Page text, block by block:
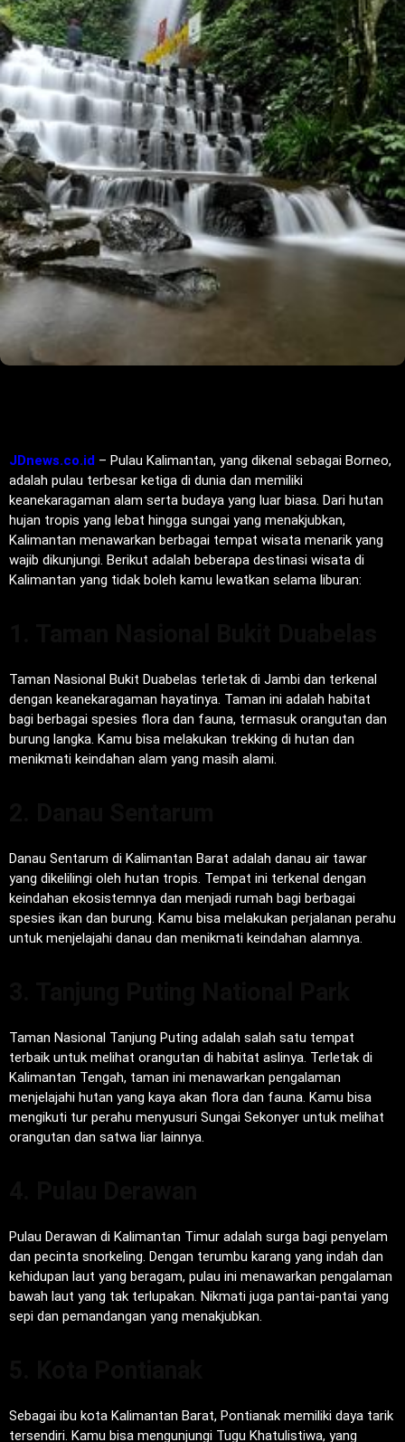
JDnews.co.id – Pulau Kalimantan, yang dikenal sebagai Borneo,
adalah pulau terbesar ketiga di dunia dan memiliki
keanekaragaman alam serta budaya yang luar biasa. Dari hutan
hujan tropis yang lebat hingga sungai yang menakjubkan,
Kalimantan menawarkan berbagai tempat wisata menarik yang
wajib dikunjungi. Berikut adalah beberapa destinasi wisata di
Kalimantan yang tidak boleh kamu lewatkan selama liburan:
Taman Nasional Bukit Duabelas terletak di Jambi dan terkenal
dengan keanekaragaman hayatinya. Taman ini adalah habitat
bagi berbagai spesies flora dan fauna, termasuk orangutan dan
burung langka. Kamu bisa melakukan trekking di hutan dan
menikmati keindahan alam yang masih alami.
Danau Sentarum di Kalimantan Barat adalah danau air tawar
yang dikelilingi oleh hutan tropis. Tempat ini terkenal dengan
keindahan ekosistemnya dan menjadi rumah bagi berbagai
spesies ikan dan burung. Kamu bisa melakukan perjalanan perahu
untuk menjelajahi danau dan menikmati keindahan alamnya.
Taman Nasional Tanjung Puting adalah salah satu tempat
terbaik untuk melihat orangutan di habitat aslinya. Terletak di
Kalimantan Tengah, taman ini menawarkan pengalaman
menjelajahi hutan yang kaya akan flora dan fauna. Kamu bisa
mengikuti tur perahu menyusuri Sungai Sekonyer untuk melihat
orangutan dan satwa liar lainnya.
Pulau Derawan di Kalimantan Timur adalah surga bagi penyelam
dan pecinta snorkeling. Dengan terumbu karang yang indah dan
kehidupan laut yang beragam, pulau ini menawarkan pengalaman
bawah laut yang tak terlupakan. Nikmati juga pantai-pantai yang
sepi dan pemandangan yang menakjubkan.
Sebagai ibu kota Kalimantan Barat, Pontianak memiliki daya tarik
tersendiri. Kamu bisa mengunjungi Tugu Khatulistiwa, yang